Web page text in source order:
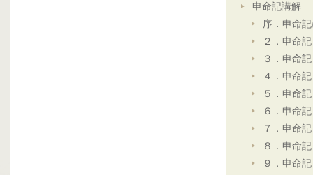
申命記講解
序．申命
２．申命
３．申命
４．申命
５．申命
６．申命
７．申命
８．申命
９．申命